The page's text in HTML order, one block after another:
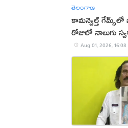
తెలంగాణ
కామన్వెల్త్
రోజులో నాలుగు
Aug 01, 2026, 16:08